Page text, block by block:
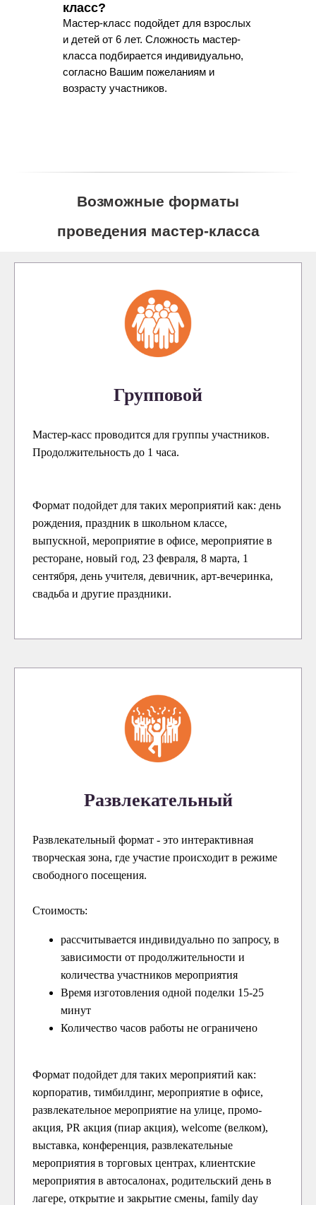
класс?
Мастер-класс подойдет для взрослых
и детей от 6 лет. Сложность мастер-
класса подбирается индивидуально,
согласно Вашим пожеланиям и
возрасту участников.
Возможные форматы
проведения мастер-класса
Групповой
Мастер-касс проводится для группы участников.
Продолжительность до 1 часа.
Формат подойдет для таких мероприятий как: день
рождения, праздник в школьном классе,
выпускной, мероприятие в офисе, мероприятие в
ресторане, новый год, 23 февраля, 8 марта, 1
сентября, день учителя, девичник, арт-вечеринка,
свадьба и другие праздники.
Развлекательный
Развлекательный формат - это интерактивная
творческая зона, где участие происходит в режиме
свободного посещения.
Стоимость:
рассчитывается индивидуально по запросу, в
зависимости от продолжительности и
количества участников мероприятия
Время изготовления одной поделки 15-25
минут
Количество часов работы не ограничено
Формат подойдет для таких мероприятий как:
корпоратив, тимбилдинг, мероприятие в офисе,
развлекательное мероприятие на улице, промо-
акция, PR акция (пиар акция), welcome (велком),
выставка, конференция, развлекательные
мероприятия в торговых центрах, клиентские
мероприятия в автосалонах, родительский день в
лагере, открытие и закрытие смены, family day